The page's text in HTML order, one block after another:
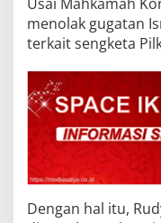
menolak gugatan
terkait sengketa
Dengan hal itu,